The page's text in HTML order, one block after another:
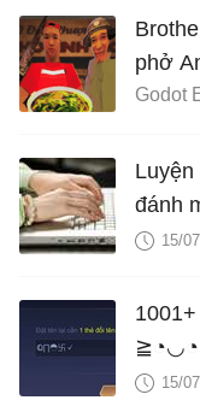
phở
Godot
đánh
15/07
15/07